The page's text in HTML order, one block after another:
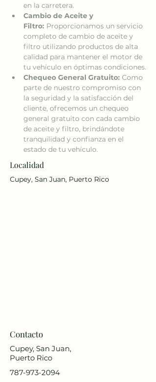
en la carretera.
Cambio de Aceite y
Filtro: Proporcionamos un servicio
completo de cambio de aceite y
filtro utilizando productos de alta
calidad para mantener el motor de
tu vehículo en óptimas condiciones.
Chequeo General Gratuito: Como
parte de nuestro compromiso con
la seguridad y la satisfacción del
cliente, ofrecemos un chequeo
general gratuito con cada cambio
de aceite y filtro, brindándote
tranquilidad y confianza en el
estado de tu vehículo.
Localidad
Cupey, San Juan, Puerto Rico
Contacto
Cupey, San Juan,
Puerto Rico
787-973-2094